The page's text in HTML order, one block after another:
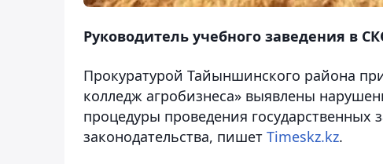
Руководитель учебного заведения в
Прокуратурой Тайыншинского района
колледж агробизнеса» выявлены
процедуры проведения государственных
законодательства, пишет Timeskz.kz.